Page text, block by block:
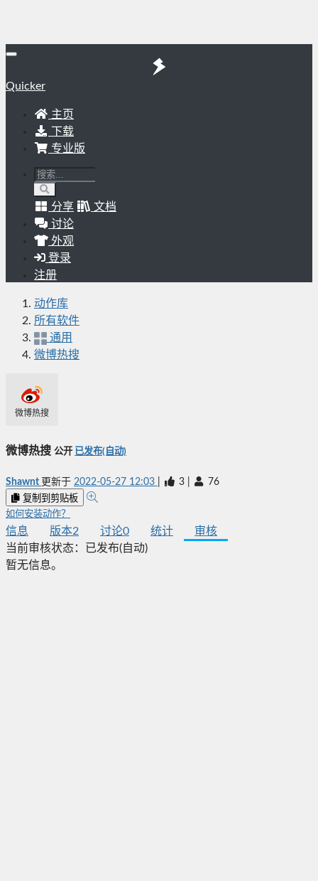
Quicker
主页
下载
专业版
分享
文档
讨论
外观
登录
注册
动作库
所有软件
通用
微博热搜
微博热搜
微博热搜 公开 已发布(自动)
Shawnt 更新于 2022-05-27 12:03 3 76
复制到剪贴板
如何安装动作？
信息 版本2 讨论0 统计
审核
当前审核状态：
已发布(自动)
暂无信息。